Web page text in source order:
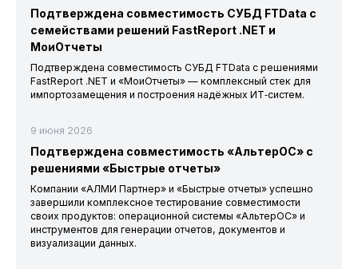
Подтверждена совместимость СУБД FTData с
семействами решений FastReport .NET и
МоиОтчеты
Подтверждена совместимость СУБД FTData с решениями
FastReport .NET и «МоиОтчеты» — комплексный стек для
импортозамещения и построения надёжных ИТ‑систем.
9 июня 2026
Подтверждена совместимость «АльтерОС» с
решениями «Быстрые отчеты»
Компании «АЛМИ Партнер» и «Быстрые отчеты» успешно
завершили комплексное тестирование совместимости
своих продуктов: операционной системы «АльтерОС» и
инструментов для генерации отчетов, документов и
визуализации данных.